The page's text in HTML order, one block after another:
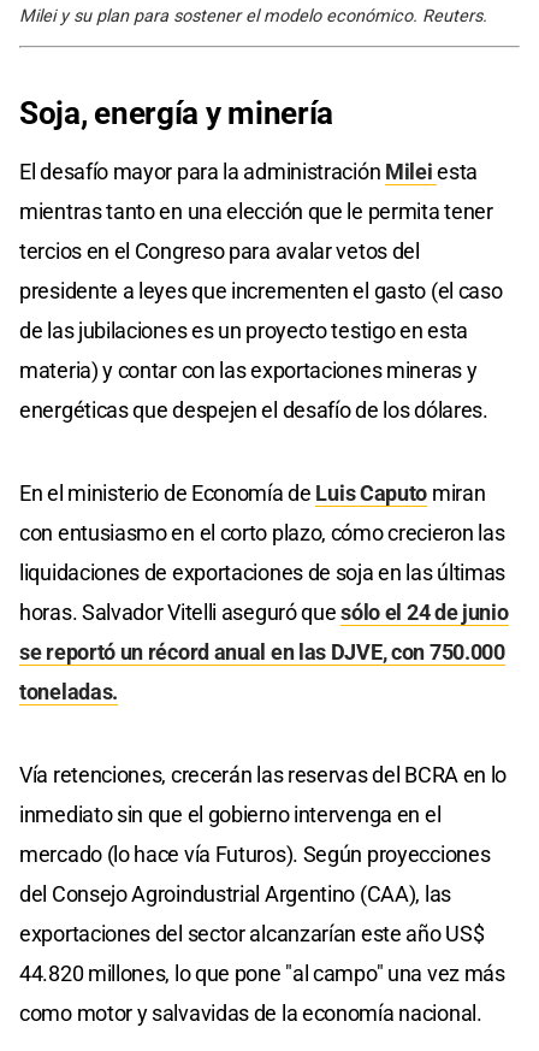
Milei y su plan para sostener el modelo económico. Reuters.
Soja, energía y minería
El desafío mayor para la administración Mileiesta
mientras tanto en una elección que le permita tener
tercios en el Congreso para avalar vetos del
presidente a leyes que incrementen el gasto (el caso
de las jubilaciones es un proyecto testigo en esta
materia) y contar con las exportaciones mineras y
energéticas que despejen el desafío de los dólares.
En el ministerio de Economía de Luis Caputo miran
con entusiasmo en el corto plazo, cómo crecieron las
liquidaciones de exportaciones de soja en las últimas
horas. Salvador Vitelli aseguró quesólo el 24 de junio
se reportó un récord anual en las DJVE, con 750.000
toneladas.
Vía retenciones, crecerán las reservas del BCRA en lo
inmediato sin que el gobierno intervenga en el
mercado (lo hace vía Futuros). Según proyecciones
del Consejo Agroindustrial Argentino (CAA), las
exportaciones del sector alcanzarían este año US$
44.820 millones, lo que pone "al campo" una vez más
como motor y salvavidas de la economía nacional.